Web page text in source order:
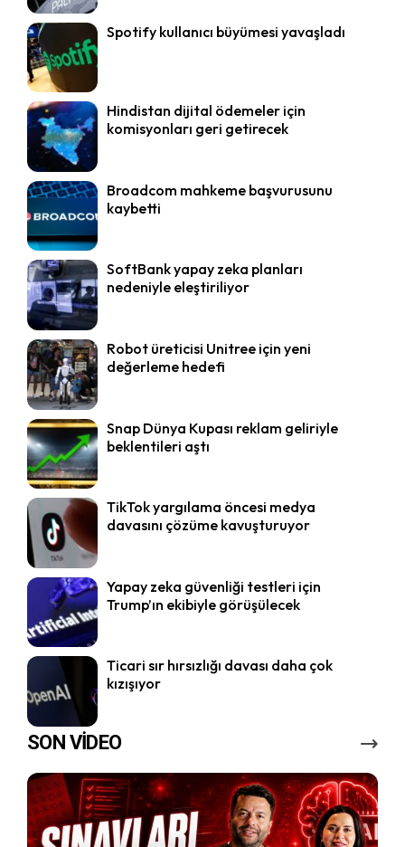
Spotify kullanıcı büyümesi yavaşladı
Hindistan dijital ödemeler için
komisyonları geri getirecek
Broadcom mahkeme başvurusunu
kaybetti
SoftBank yapay zeka planları
nedeniyle eleştiriliyor
Robot üreticisi Unitree için yeni
değerleme hedefi
Snap Dünya Kupası reklam geliriyle
beklentileri aştı
TikTok yargılama öncesi medya
davasını çözüme kavuşturuyor
Yapay zeka güvenliği testleri için
Trump’ın ekibiyle görüşülecek
Ticari sır hırsızlığı davası daha çok
kızışıyor
SON VİDEO